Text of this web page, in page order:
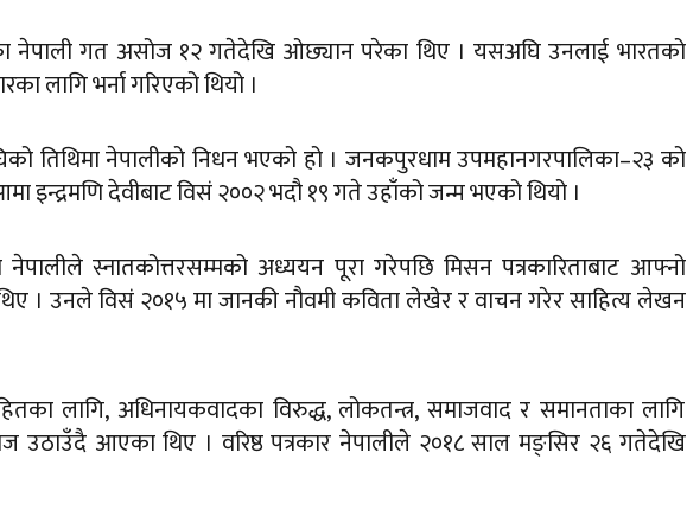
नेपाली गत असोज १२ गतेदेखि ओछ्यान परेका थिए । यसअघि उनलाई भारतको
लागि भर्ना गरिएको थियो ।
तिथिमा नेपालीको निधन भएको हो । जनकपुरधाम उपमहानगरपालिका–२३ को
इन्द्रमणि देवीबाट विसं २००२ भदौ १९ गते उहाँको जन्म भएको थियो ।
नेपालीले स्नातकोत्तरसम्मको अध्ययन पूरा गरेपछि मिसन पत्रकारिताबाट आफ्नो
। उनले विसं २०१५ मा जानकी नौवमी कविता लेखेर र वाचन गरेर साहित्य लेखन
लागि, अधिनायकवादका विरुद्ध, लोकतन्त्र, समाजवाद र समानताका लागि
आएका थिए । वरिष्ठ पत्रकार नेपालीले २०१८ साल मङ्सिर २६ गतेदेखि